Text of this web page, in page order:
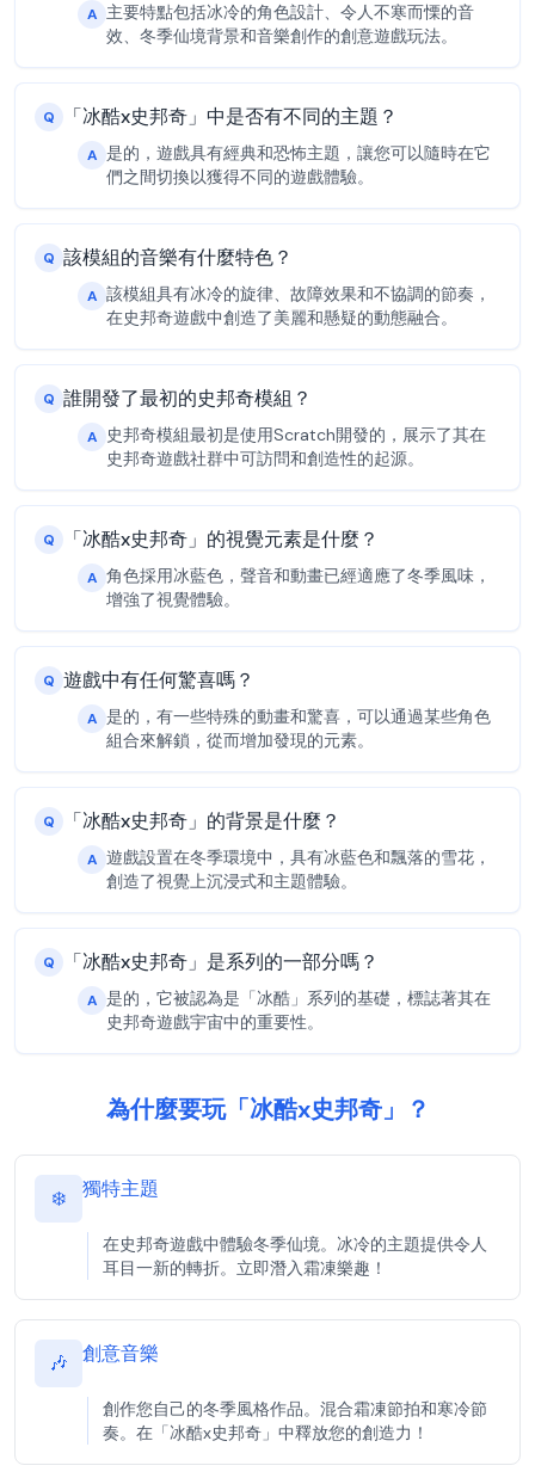
A 主要特點包括冰冷的角色設計、令人不寒而慄的音
效、冬季仙境背景和音樂創作的創意遊戲玩法。
Q 「冰酷x史邦奇」中是否有不同的主題？
A 是的，遊戲具有經典和恐怖主題，讓您可以隨時在它
們之間切換以獲得不同的遊戲體驗。
Q 該模組的音樂有什麼特色？
A 該模組具有冰冷的旋律、故障效果和不協調的節奏，
在史邦奇遊戲中創造了美麗和懸疑的動態融合。
Q 誰開發了最初的史邦奇模組？
A
史邦奇模組最初是使用Scratch開發的，展示了其在
史邦奇遊戲社群中可訪問和創造性的起源。
Q 「冰酷x史邦奇」的視覺元素是什麼？
A 角色採用冰藍色，聲音和動畫已經適應了冬季風味，
增強了視覺體驗。
Q 遊戲中有任何驚喜嗎？
A 是的，有一些特殊的動畫和驚喜，可以通過某些角色
組合來解鎖，從而增加發現的元素。
Q 「冰酷x史邦奇」的背景是什麼？
A 遊戲設置在冬季環境中，具有冰藍色和飄落的雪花，
創造了視覺上沉浸式和主題體驗。
Q 「冰酷x史邦奇」是系列的一部分嗎？
A 是的，它被認為是「冰酷」系列的基礎，標誌著其在
史邦奇遊戲宇宙中的重要性。
為什麼要玩「冰酷x史邦奇」？
❄️ 獨特主題
在史邦奇遊戲中體驗冬季仙境。冰冷的主題提供令人
耳目一新的轉折。立即潛入霜凍樂趣！
🎶 創意音樂
創作您自己的冬季風格作品。混合霜凍節拍和寒冷節
奏。在「冰酷x史邦奇」中釋放您的創造力！